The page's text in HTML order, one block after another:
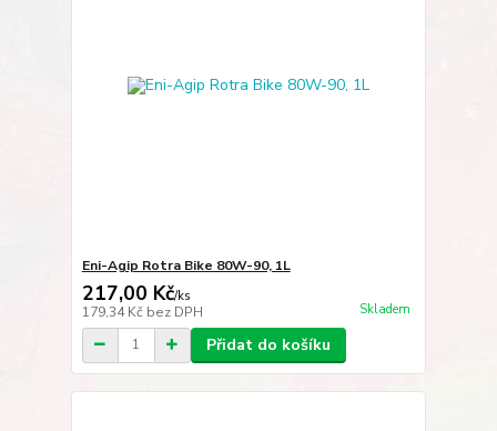
Eni-Agip Rotra Bike 80W-90, 1L
217,00 Kč/ks
179,34 Kč bez DPH Skladem
Přidat do košíku